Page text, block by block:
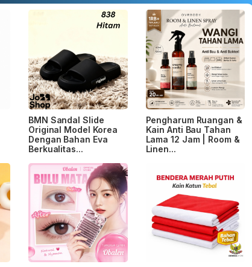
BMN Sandal Slide
Original Model Korea
Dengan Bahan Eva
Berkualitas...
Pengharum Ruangan &
Kain Anti Bau Tahan
Lama 12 Jam | Room &
Linen...